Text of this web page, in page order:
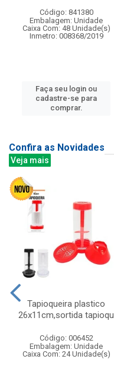
Código: 841380
Embalagem: Unidade
Caixa Com: 48 Unidade(s)
Inmetro: 008368/2019
Faça seu login ou
cadastre-se para
comprar.
Confira as Novidades
Veja mais
Tapioqueira plastico
26x11cm,sortida tapioqu
Código: 006452
Embalagem: Unidade
Caixa Com: 24 Unidade(s)